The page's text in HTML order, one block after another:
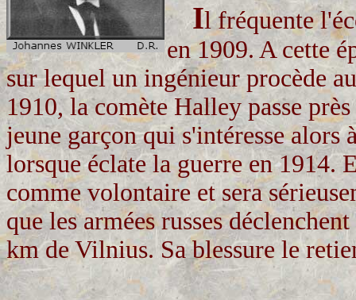
Il fréquente
en 1909. A cette
sur lequel un ingénieur procède
1910, la comète Halley passe
jeune garçon qui s'intéresse
lorsque éclate la guerre en 1914.
comme volontaire et sera
que les armées russes
km de Vilnius. Sa blessure le